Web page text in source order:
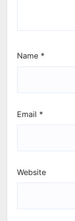
Name *
Email *
Website